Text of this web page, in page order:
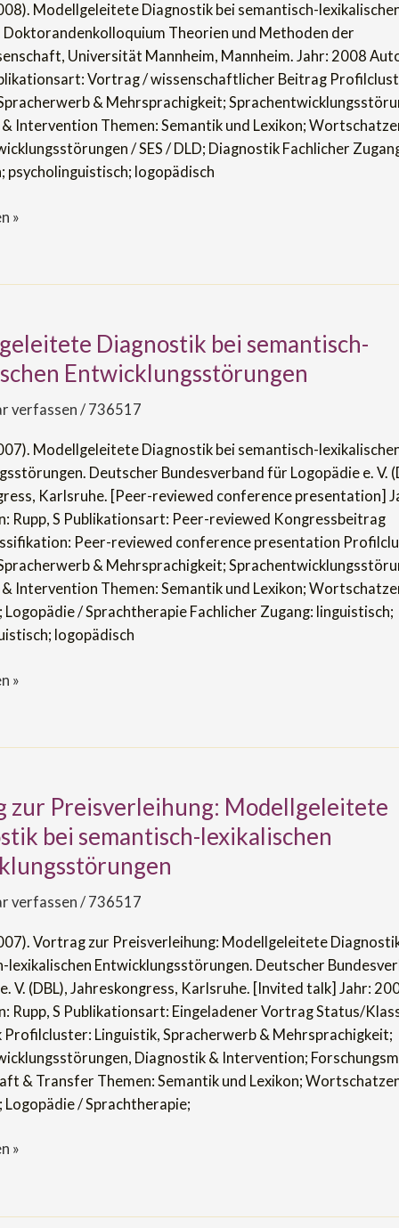
Modellgeleitete Diagnostik bei semantisch-
Doktorandenkolloquium Theorien und Methoden der
Universität Mannheim, Mannheim. Jahr: 2008
Vortrag / wissenschaftlicher Beitrag
& Mehrsprachigkeit;
Intervention Themen: Semantik und Lexikon;
/ SES / DLD; Diagnostik Fachlicher
psycholinguistisch; logopädisch
»
Diagnostik bei semantisch-
Entwicklungsstörungen
verfassen/ 736517
Modellgeleitete Diagnostik bei semantisch-
Deutscher Bundesverband für Logopädie e. V.
Karlsruhe. [Peer-reviewed conference presentation]
Rupp, S Publikationsart: Peer-reviewed Kongressbeitrag
Peer-reviewed conference presentation
& Mehrsprachigkeit;
Intervention Themen: Semantik und Lexikon;
Logopädie / Sprachtherapie Fachlicher Zugang: linguistisch;
logopädisch
»
zur Preisverleihung: Modellgeleitete
bei semantisch-lexikalischen
verfassen/ 736517
Vortrag zur Preisverleihung: Modellgeleitete
lexikalischen Entwicklungsstörungen. Deutscher
V. (DBL), Jahreskongress, Karlsruhe. [Invited talk] Jahr:
Rupp, S Publikationsart: Eingeladener Vortrag Status/
Profilcluster: Linguistik, Spracherwerb & Mehrsprachigkeit;
Diagnostik & Intervention;
& Transfer Themen: Semantik und Lexikon;
Logopädie / Sprachtherapie;
»